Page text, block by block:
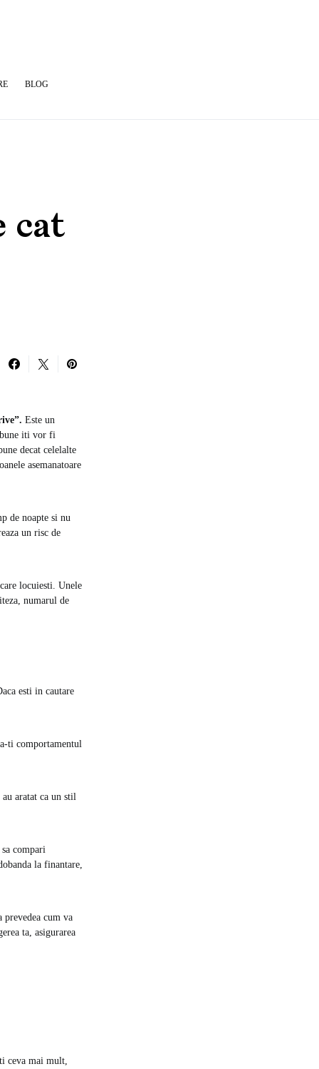
BLOG
cat
Este un
bune iti vor fi
decat celelalte
asemanatoare
de noapte si nu
un risc de
locuiesti. Unele
numarul de
esti in cautare
ti comportamentul
aratat ca un stil
compari
la finantare,
prevedea cum va
ta, asigurarea
ceva mai mult,